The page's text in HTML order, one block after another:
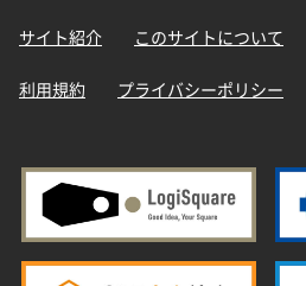
サイト紹介 このサイトについて
利用規約 プライバシーポリシー